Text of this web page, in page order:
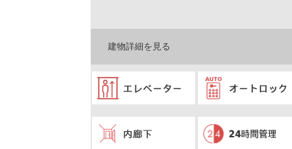
建物詳細を見る